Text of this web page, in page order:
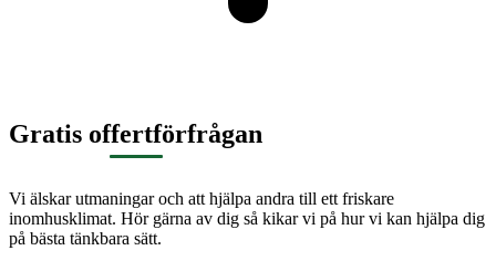
Gratis offertförfrågan
Vi älskar utmaningar och att hjälpa andra till ett friskare
inomhusklimat. Hör gärna av dig så kikar vi på hur vi kan hjälpa dig
på bästa tänkbara sätt.